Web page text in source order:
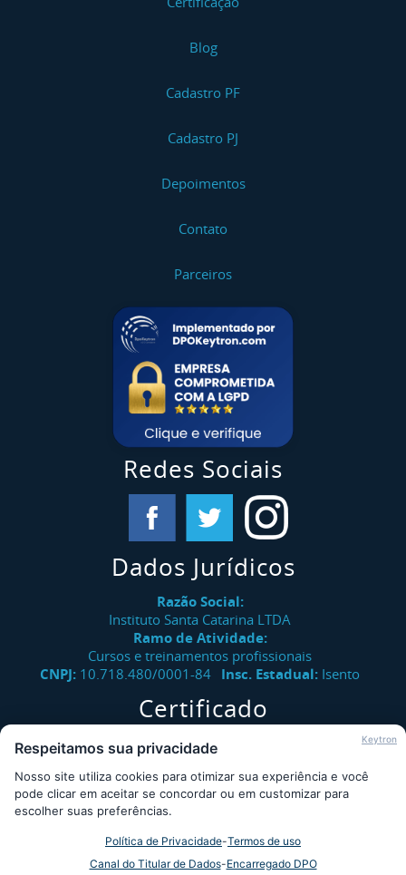
Blog
Cadastro PF
Cadastro PJ
Depoimentos
Contato
Parceiros
Redes Sociais
Dados Jurídicos
Razão Social:
Instituto Santa Catarina LTDA
Ramo de Atividade:
Cursos e treinamentos profissionais
CNPJ: 10.718.480/0001-84 Insc. Estadual: Isento
Certificado
Verifique a autenticidade de certificados emitidos pelo
Instituto Santa Catarina.
Consultar
Desde 2009 - Instituto Santa Catarina © - Todos os direitos
Keytron
Respeitamos sua privacidade
Nosso site utiliza cookies para otimizar sua experiência e você
pode clicar em aceitar se concordar ou em customizar para
escolher suas preferências.
Política de Privacidade-Termos de uso
Canal do Titular de Dados-Encarregado DPO